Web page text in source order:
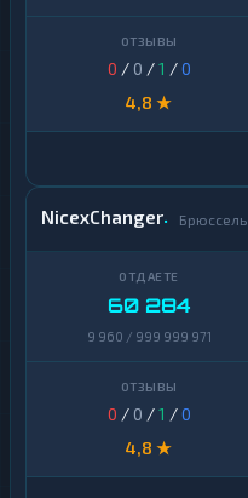
0 / 0 /1 /0
4,8 ★
NicexChanger Брюссель
60 284
9 960 / 999 999 971
0 / 0 /1 /0
4,8 ★